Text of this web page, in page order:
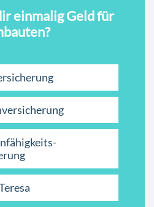
einmalig Geld für